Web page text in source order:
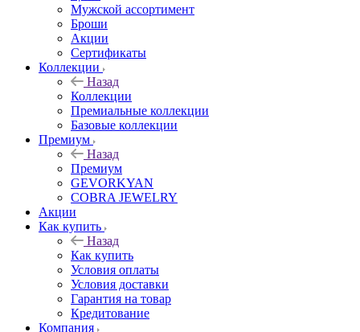
Мужской ассортимент
Броши
Акции
Сертификаты
Коллекции
Назад
Коллекции
Премиальные коллекции
Базовые коллекции
Премиум
Назад
Премиум
GEVORKYAN
COBRA JEWELRY
Акции
Как купить
Назад
Как купить
Условия оплаты
Условия доставки
Гарантия на товар
Кредитование
Компания